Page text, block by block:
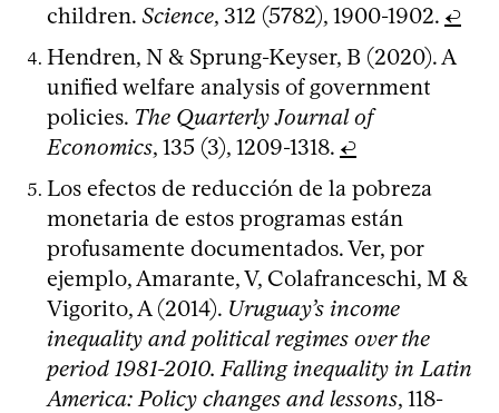
children. Science, 312 (5782), 1900-1902. ↩
Hendren, N & Sprung-Keyser, B (2020). A
unified welfare analysis of government
policies. The Quarterly Journal of
Economics, 135 (3), 1209-1318. ↩
Los efectos de reducción de la pobreza
monetaria de estos programas están
profusamente documentados. Ver, por
ejemplo, Amarante, V, Colafranceschi, M &
Vigorito, A (2014). Uruguay’s income
inequality and political regimes over the
period 1981-2010. Falling inequality in Latin
America: Policy changes and lessons, 118-